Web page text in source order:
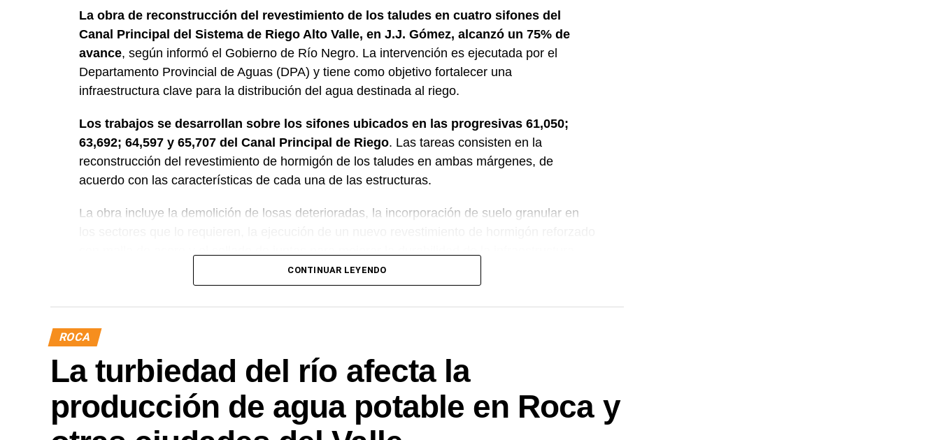
La obra de reconstrucción del revestimiento de los taludes en cuatro sifones del
Canal Principal del Sistema de Riego Alto Valle, en J.J. Gómez, alcanzó un 75% de
avance, según informó el Gobierno de Río Negro. La intervención es ejecutada por el
Departamento Provincial de Aguas (DPA) y tiene como objetivo fortalecer una
infraestructura clave para la distribución del agua destinada al riego.
Los trabajos se desarrollan sobre los sifones ubicados en las progresivas 61,050;
63,692; 64,597 y 65,707 del Canal Principal de Riego. Las tareas consisten en la
reconstrucción del revestimiento de hormigón de los taludes en ambas márgenes, de
acuerdo con las características de cada una de las estructuras.
La obra incluye la demolición de losas deterioradas, la incorporación de suelo granular en
Desde el DPA destacaron que esta intervención forma parte del plan de mantenimiento y
eficiente y seguro para los productores del Alto Valle.
CONTINUAR LEYENDO
ROCA
La turbiedad del río afecta la
producción de agua potable en Roca y